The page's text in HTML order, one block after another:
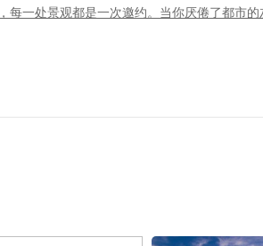
每一处景观都是一次邀约。当你厌倦了都市的